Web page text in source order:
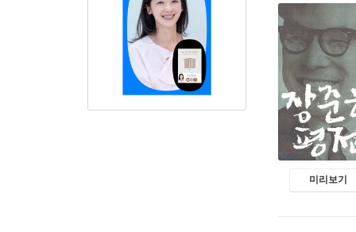
미리보기